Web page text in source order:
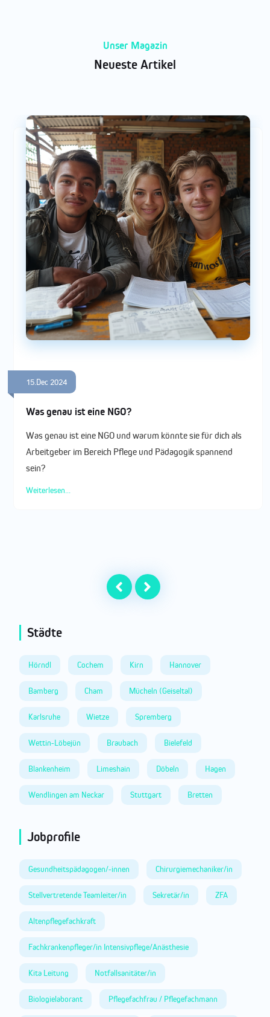
Unser Magazin
Neueste Artikel
15.Dec 2024
Was genau ist eine NGO?
Was genau ist eine NGO und warum könnte sie für dich als
Arbeitgeber im Bereich Pflege und Pädagogik spannend
sein?
Weiterlesen...
Städte
Hörndl Cochem Kirn Hannover
Bamberg Cham Mücheln (Geiseltal)
Karlsruhe Wietze Spremberg
Wettin-Löbejün Braubach Bielefeld
Blankenheim Limeshain Döbeln Hagen
Wendlingen am Neckar Stuttgart Bretten
Jobprofile
Gesundheitspädagogen/-innen Chirurgiemechaniker/in
Stellvertretende Teamleiter/in Sekretär/in ZFA
Altenpflegefachkraft
Fachkrankenpfleger/in Intensivpflege/Anästhesie
Kita Leitung Notfallsanitäter/in
Biologielaborant Pflegefachfrau / Pflegefachmann